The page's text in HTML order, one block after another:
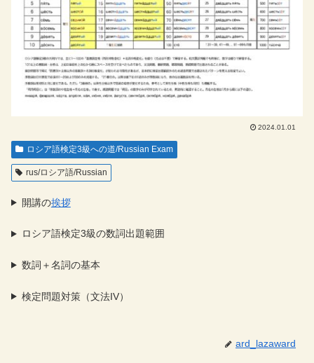
2024.01.01
ロシア語検定3級への道/Russian Exam
rus/ロシア語/Russian
開講の挨拶
ロシア語検定3級の数詞出題範囲
数詞＋名詞の基本
検定問題対策（文法IV）
ard_lazaward